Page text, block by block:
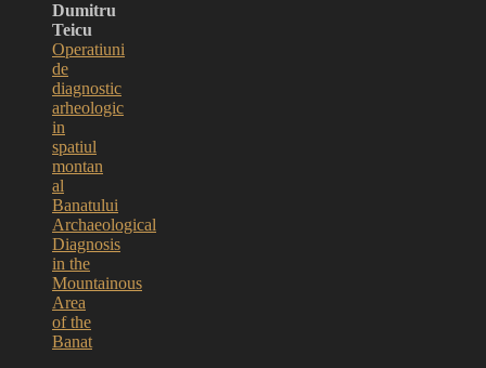
Dumitru
Teicu
Operatiuni
de
diagnostic
arheologic
in
spatiul
montan
al
Banatului
Archaeological
Diagnosis
in the
Mountainous
Area
of the
Banat